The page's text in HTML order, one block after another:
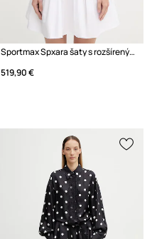
Sportmax Spxara šaty s rozšíreným strihom hladké bavlnené
519,90 €